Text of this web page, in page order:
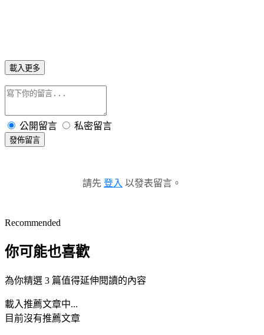
載入更多
公開留言 私密留言
發佈留言
請先 登入 以發表留言。
Recommended
你可能也喜歡
為你精選 3 篇值得延伸閱讀的內容
載入推薦文章中...
目前沒有推薦文章